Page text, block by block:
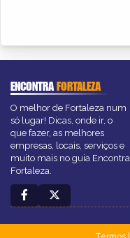
ENCONTRAFORTALEZA
O melhor de Fortaleza num
só lugar! Dicas, onde ir, o
que fazer, as melhores
empresas, locais, serviços e
muito mais no guia Encontra
Fortaleza.